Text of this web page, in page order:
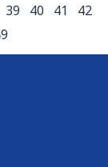
39 40 41
42